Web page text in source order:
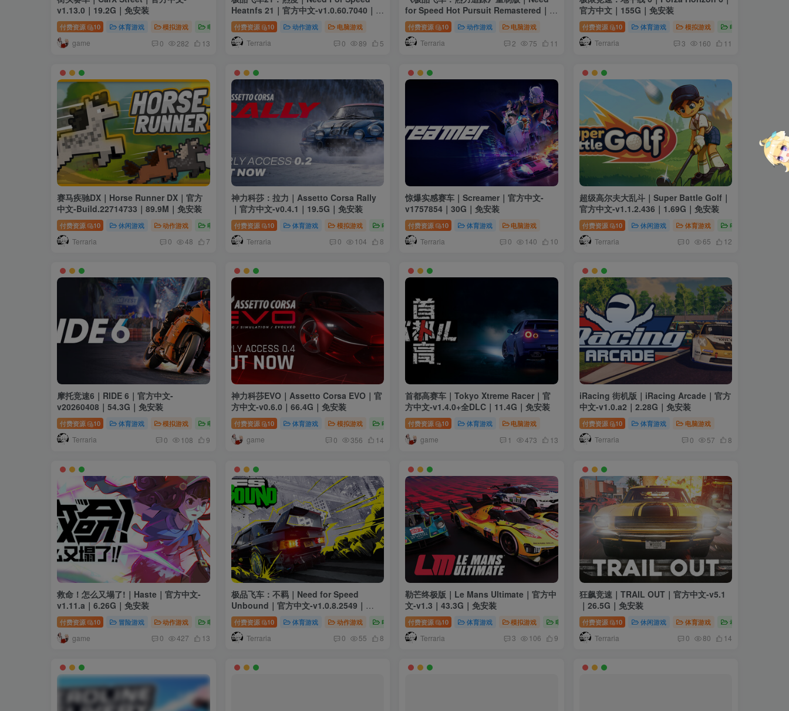
v1.13.0｜19.2G｜免安装
付费资源 10 体育游戏 模拟游戏 电脑游戏
game 0 282 13
Heatnfs 21｜官方中文-v1.0.60.7040｜
33.8G｜免安装
付费资源 10 动作游戏 电脑游戏
Terraria 0 89 5
for Speed Hot Pursuit Remastered｜官
方中文｜34.7G｜免安装
付费资源 10 动作游戏 电脑游戏
Terraria 2 75 11
官方中文｜155G｜免安装
付费资源 10 体育游戏 模拟游戏 电脑游戏
Terraria 3 160 11
赛马疾驰DX｜Horse Runner DX｜官方
中文-Build.22714733｜89.9M｜免安装
付费资源 10 休闲游戏 动作游戏 电脑游戏
Terraria 0 48 7
神力科莎：拉力｜Assetto Corsa Rally
｜官方中文-v0.4.1｜19.5G｜免安装
付费资源 10 体育游戏 模拟游戏 电脑游戏
Terraria 0 104 8
惊爆实感赛车｜Screamer｜官方中文-
v1757854｜30G｜免安装
付费资源 10 体育游戏 电脑游戏
Terraria 0 140 10
超级高尔夫大乱斗｜Super Battle Golf｜
官方中文-v1.1.2.436｜1.69G｜免安装
付费资源 10 休闲游戏 体育游戏 电脑游戏
Terraria 0 65 12
摩托竞速6｜RIDE 6｜官方中文-
v20260408｜54.3G｜免安装
付费资源 10 体育游戏 模拟游戏 电脑游戏
Terraria 0 108 9
神力科莎EVO｜Assetto Corsa EVO｜官
方中文-v0.6.0｜66.4G｜免安装
付费资源 10 体育游戏 模拟游戏 电脑游戏
game 0 356 14
首都高赛车｜Tokyo Xtreme Racer｜官
方中文-v1.4.0+全DLC｜11.4G｜免安装
付费资源 10 体育游戏 电脑游戏
game 1 473 13
iRacing 街机版｜iRacing Arcade｜官方
中文-v1.0.a2｜2.28G｜免安装
付费资源 10 体育游戏 电脑游戏
Terraria 0 57 8
救命！怎么又塌了!｜Haste｜官方中文-
v1.11.a｜6.26G｜免安装
付费资源 10 冒险游戏 动作游戏 电脑游戏
game 0 427 13
极品飞车：不羁｜Need for Speed
Unbound｜官方中文-v1.0.8.2549｜
34.5G｜免安装
付费资源 10 体育游戏 动作游戏 电脑游戏
Terraria 0 55 8
勒芒终极版｜Le Mans Ultimate｜官方中
文-v1.3｜43.3G｜免安装
付费资源 10 体育游戏 模拟游戏 电脑游戏
Terraria 3 106 9
狂飙竞速｜TRAIL OUT｜官方中文-v5.1
｜26.5G｜免安装
付费资源 10 休闲游戏 体育游戏 动作游戏
Terraria 0 80 14